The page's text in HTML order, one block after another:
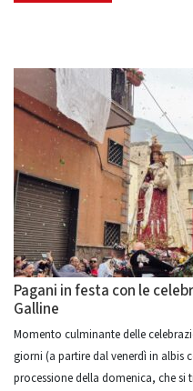
Pagani in festa con le
Galline
Momento culminante delle
giorni (a partire dal venerdì in albis
processione della domenica, che si